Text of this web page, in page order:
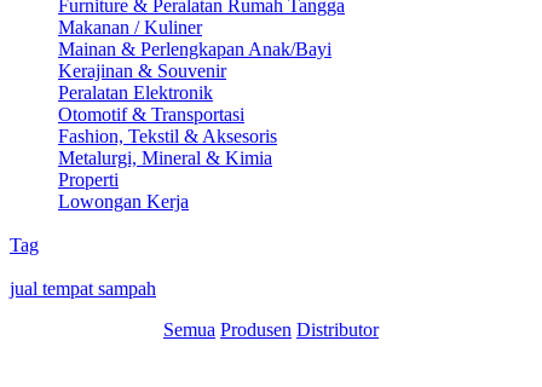
Furniture & Peralatan Rumah Tangga
Makanan / Kuliner
Mainan & Perlengkapan Anak/Bayi
Kerajinan & Souvenir
Peralatan Elektronik
Otomotif & Transportasi
Fashion, Tekstil & Aksesoris
Metalurgi, Mineral & Kimia
Properti
Lowongan Kerja
Tag
jual tempat sampah
Semua Produsen Distributor